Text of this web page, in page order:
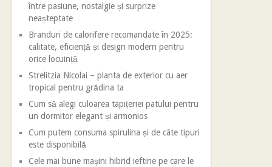
între pasiune, nostalgie și surprize
neașteptate
Branduri de calorifere recomandate în 2025:
calitate, eficiență și design modern pentru
orice locuință
Strelitzia Nicolai – planta de exterior cu aer
tropical pentru grădina ta
Cum să alegi culoarea tapițeriei patului pentru
un dormitor elegant și armonios
Cum putem consuma spirulina și de câte tipuri
este disponibilă
Cele mai bune mașini hibrid ieftine pe care le